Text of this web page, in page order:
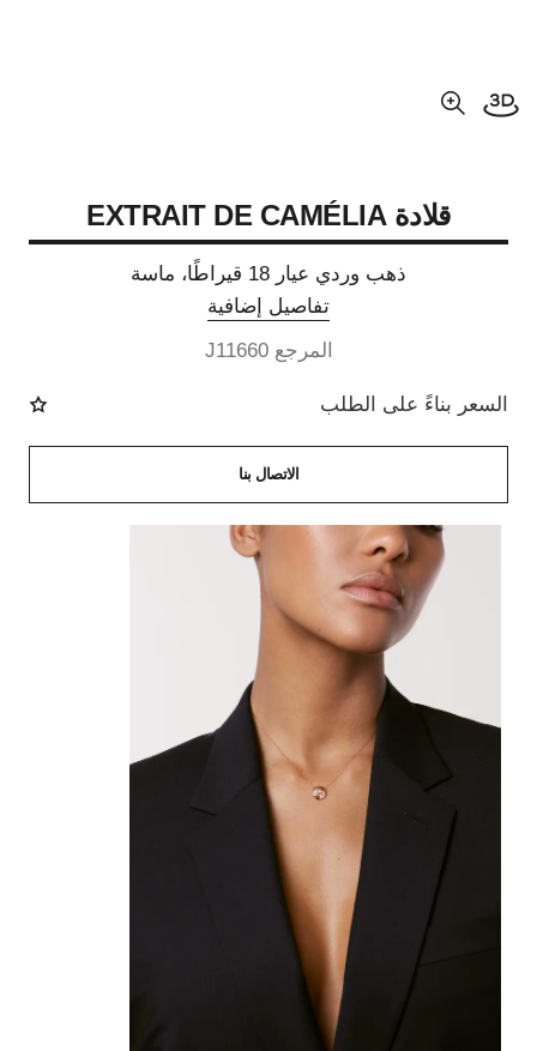
فتح العرض ثلاثي الأبعاد
عرض مكبّر عن الصورة
قلادة EXTRAIT DE CAMÉLIA
ذهب وردي عيار 18 قيراطًا، ماسة
تفاصيل إضافية
المرجع J11660
السعر بناءً على الطلب
الاتصال بنا